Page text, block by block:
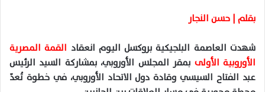
بقلم | حسن النجار
شهدت العاصمة البلجيكية بروكسل اليوم انعقاد القمة المصرية
الأوروبية الأولى بمقر المجلس الأوروبي، بمشاركة السيد الرئيس
عبد الفتاح السيسي وقادة دولالاتحاد الأوروبي، في خطوة تُعدّ